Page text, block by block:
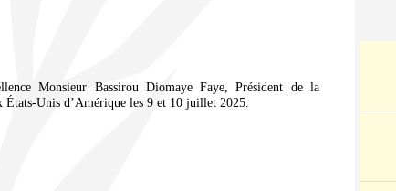
Monsieur Bassirou Diomaye Faye, Président de la
Unis d’Amérique les 9 et 10 juillet 2025.